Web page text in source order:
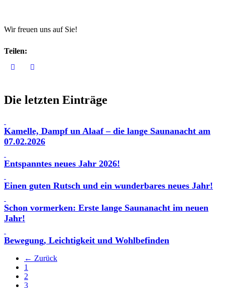
Wir freuen uns auf Sie!
Teilen:
Die letzten Einträge
Kamelle, Dampf un Alaaf – die lange Saunanacht am
07.02.2026
Entspanntes neues Jahr 2026!
Einen guten Rutsch und ein wunderbares neues Jahr!
Schon vormerken: Erste lange Saunanacht im neuen
Jahr!
Bewegung, Leichtigkeit und Wohlbefinden
← Zurück
1
2
3